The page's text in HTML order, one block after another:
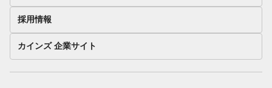
採用情報
カインズ 企業サイト